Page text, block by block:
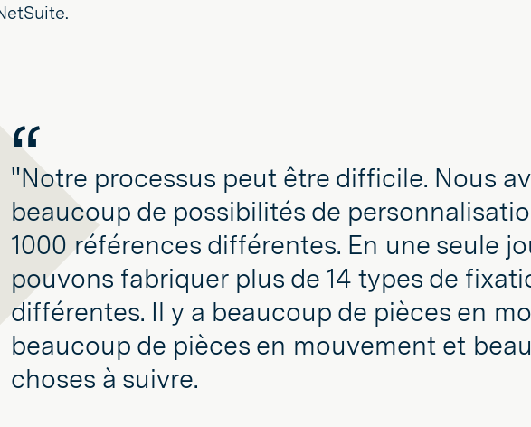
"Notre processus peut être difficile. Nous
beaucoup de possibilités de
1000 références différentes. En une seule
pouvons fabriquer plus de 14 types de
différentes. Il y a beaucoup de pièces en
beaucoup de pièces en mouvement et
choses à suivre.